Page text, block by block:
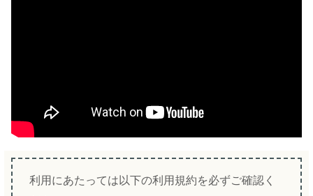
利用にあたっては以下の利用規約を必ずご確認く